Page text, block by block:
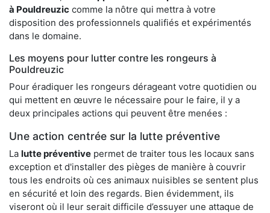
à Pouldreuzic comme la nôtre qui mettra à votre
disposition des professionnels qualifiés et expérimentés
dans le domaine.
Les moyens pour lutter contre les rongeurs à
Pouldreuzic
Pour éradiquer les rongeurs dérageant votre quotidien ou
qui mettent en œuvre le nécessaire pour le faire, il y a
deux principales actions qui peuvent être menées :
Une action centrée sur la lutte préventive
La lutte préventive permet de traiter tous les locaux sans
exception et d'installer des pièges de manière à couvrir
tous les endroits où ces animaux nuisibles se sentent plus
en sécurité et loin des regards. Bien évidemment, ils
viseront où il leur serait difficile d’essuyer une attaque de